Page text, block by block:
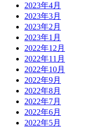
2023年4月
2023年3月
2023年2月
2023年1月
2022年12月
2022年11月
2022年10月
2022年9月
2022年8月
2022年7月
2022年6月
2022年5月